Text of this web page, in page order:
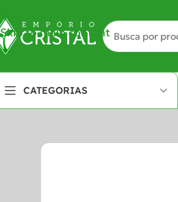
Skip to navigation
Skip to main content
CATEGORIAS